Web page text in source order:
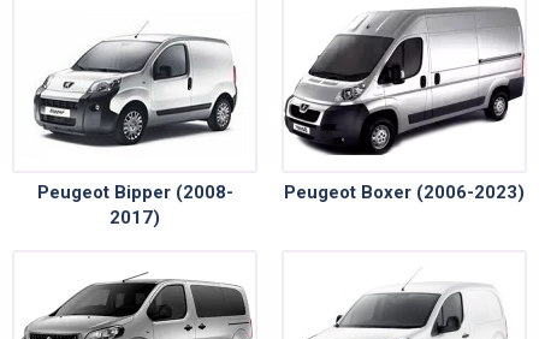
Peugeot Bipper (2008-
2017)
Peugeot Boxer (2006-2023)